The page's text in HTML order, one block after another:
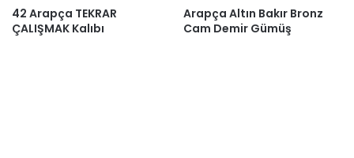
42 Arapça TEKRAR
ÇALIŞMAK Kalıbı
Arapça Altın Bakır Bronz
Cam Demir Gümüş